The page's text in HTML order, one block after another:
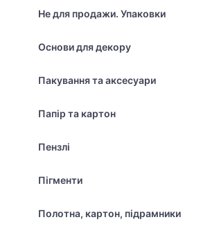
Не для продажи. Упаковки
Основи для декору
Пакування та аксесуари
Папір та картон
Пензлі
Пігменти
Полотна, картон, підрамники